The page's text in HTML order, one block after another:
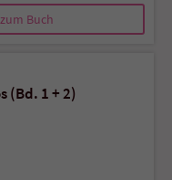
zum Buch
(Bd. 1 + 2)